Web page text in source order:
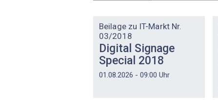
Beilage zu IT-Markt Nr.
03/2018
Digital Signage
Special 2018
01.08.2026 - 09:00 Uhr